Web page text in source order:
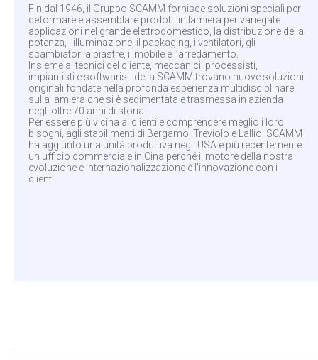
Fin dal 1946, il Gruppo SCAMM fornisce soluzioni speciali per
deformare e assemblare prodotti in lamiera per variegate
applicazioni nel grande elettrodomestico, la distribuzione della
potenza, l’illuminazione, il packaging, i ventilatori, gli
scambiatori a piastre, il mobile e l’arredamento.
Insieme ai tecnici del cliente, meccanici, processisti,
impiantisti e softwaristi della SCAMM trovano nuove soluzioni
originali fondate nella profonda esperienza multidisciplinare
sulla lamiera che si è sedimentata e trasmessa in azienda
negli oltre 70 anni di storia.
Per essere più vicina ai clienti e comprendere meglio i loro
bisogni, agli stabilimenti di Bergamo, Treviolo e Lallio, SCAMM
ha aggiunto una unità produttiva negli USA e più recentemente
un ufficio commerciale in Cina perché il motore della nostra
evoluzione e internazionalizzazione è l’innovazione con i
clienti.